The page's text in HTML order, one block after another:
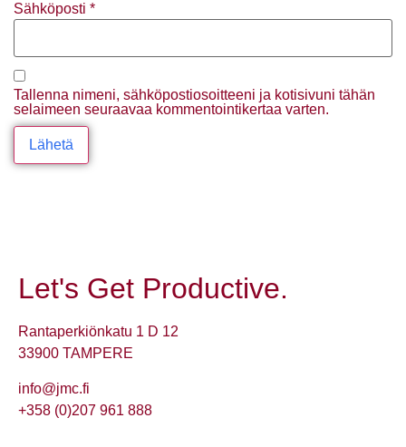
Sähköposti *
Tallenna nimeni, sähköpostiosoitteeni ja kotisivuni tähän
selaimeen seuraavaa kommentointikertaa varten.
Let's Get Productive.
Rantaperkiönkatu 1 D 12
33900 TAMPERE
info@jmc.fi
+358 (0)207 961 888